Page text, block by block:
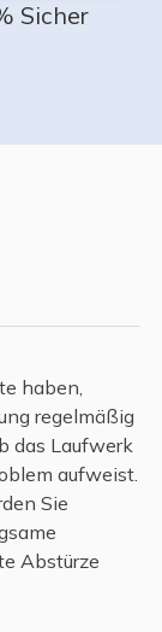
Sicher
haben,
regelmäßig
das Laufwerk
aufweist.
Sie
Abstürze